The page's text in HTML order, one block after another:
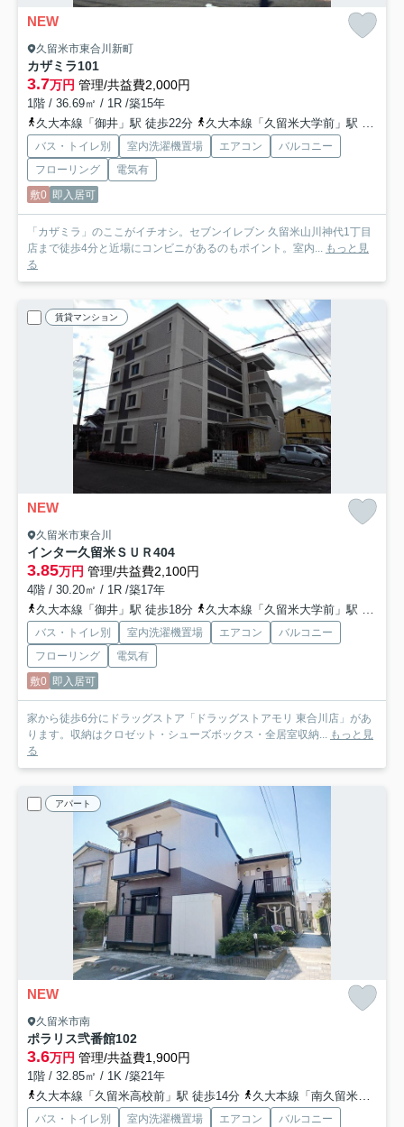
NEW
久留米市東合川新町
カザミラ101
3.7万円 管理/共益費2,000円
1階 / 36.69㎡ / 1R /築15年
久大本線「御井」駅 徒歩22分
久大本線「久留米大学前」駅 徒歩29分
バス・トイレ別 室内洗濯機置場 エアコン
バルコニー
フローリング
電気有
敷0 即入居可
「カザミラ」のここがイチオシ。セブンイレブン 久留米山川神代1丁目
店まで徒歩4分と近場にコンビニがあるのもポイント。室内... もっと見
る
賃貸マンション
NEW
久留米市東合川
インター久留米ＳＵＲ404
3.85万円 管理/共益費2,100円
4階 / 30.20㎡ / 1R /築17年
久大本線「御井」駅 徒歩18分
久大本線「久留米大学前」駅 徒歩18分
バス・トイレ別 室内洗濯機置場 エアコン
バルコニー
フローリング
電気有
敷0 即入居可
家から徒歩6分にドラッグストア「ドラッグストアモリ 東合川店」があ
ります。収納はクロゼット・シューズボックス・全居室収納... もっと見
る
アパート
NEW
久留米市南
ポラリス弐番館102
3.6万円 管理/共益費1,900円
1階 / 32.85㎡ / 1K /築21年
久大本線「久留米高校前」駅 徒歩14分
久大本線「南久留米」駅 徒歩25分
バス・トイレ別 室内洗濯機置場 エアコン
バルコニー